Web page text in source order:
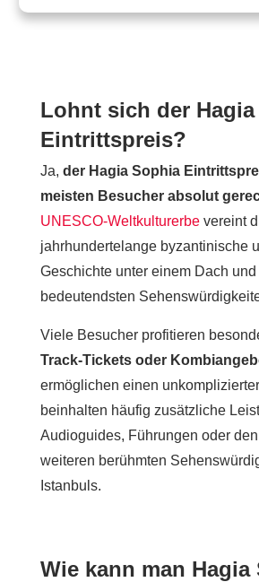
Lohnt sich der
Eintrittspreis?
Ja, der Hagia Sophia
meisten Besucher absolut
UNESCO-Weltkulturerbe vereint
jahrhundertelange byzantinische
Geschichte unter einem Dach
bedeutendsten
Viele Besucher profitieren
Track-Tickets oder
ermöglichen einen
beinhalten häufig zusätzliche
Audioguides, Führungen oder
weiteren berühmten
Istanbuls.
Wie kann man Hagia